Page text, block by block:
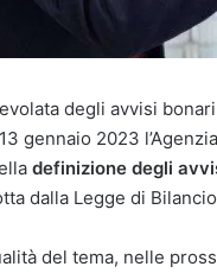
degli avvisi
gennaio 2023
definizione degli
dalla Legge di
del tema, nelle